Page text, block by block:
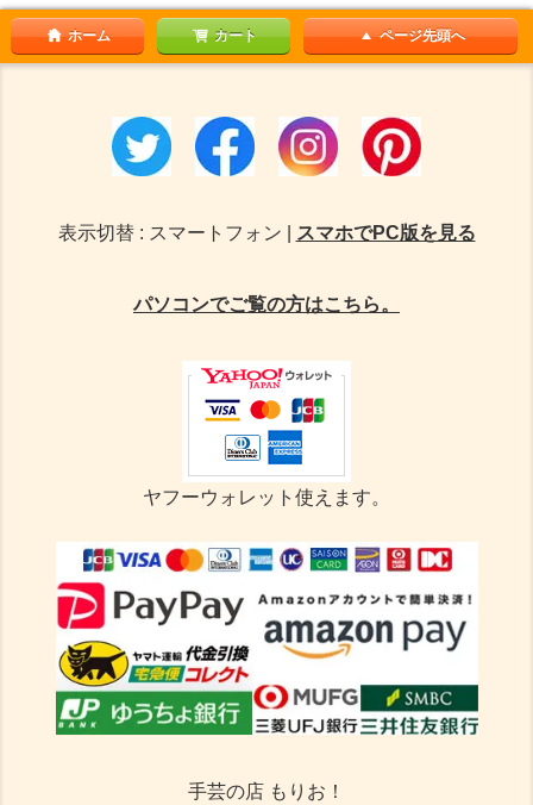
ホーム カート ページ先頭へ
表示切替 : スマートフォン | スマホでPC版を見る
パソコンでご覧の方はこちら。
ヤフーウォレット使えます。
手芸の店 もりお！